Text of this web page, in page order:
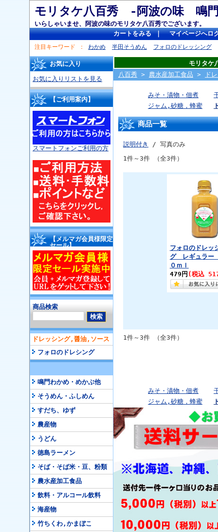
モリタケ八百秀 -阿波の味
いらしゃいませ、阿波の味のモリタケ八百秀でございます。
カートをみる｜ マイページへロ
注目キーワード わかめ 半田そうめん フォロのドレッシング
お気に入り
お気に入りリストを見る
【ご利用案内】
スマートフォンご利用の方
【メルマガ会員様限定
セール】
商品検索
ドレッシング,醤油,ソース
フォロのドレシング
鳴門わかめ・めかぶ他
そうめん・ふしめん
すだち、ゆず
農産物
うどん
徳島ラーメン
そば・そば米・豆、粉類
農水産加工食品
飲料・アルコール飲料
海産物
竹ちくわ,かまぼこ
モリタケ
八百秀 > 農水産加工食品 > ド
みそ・漬物・佃煮
ジャム,砂糖，蜂蜜
商品一覧
説明付き
/ 写真のみ
1件～3件 （全3件）
フォロのドレッ
グ レギュラー
０ｍｌ
479円 (税込
1件～3件 （全3件）
みそ・漬物・佃煮
ジャム,砂糖，蜂蜜